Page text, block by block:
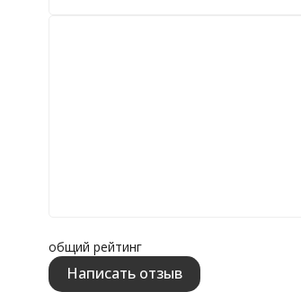
общий рейтинг
Написать отзыв